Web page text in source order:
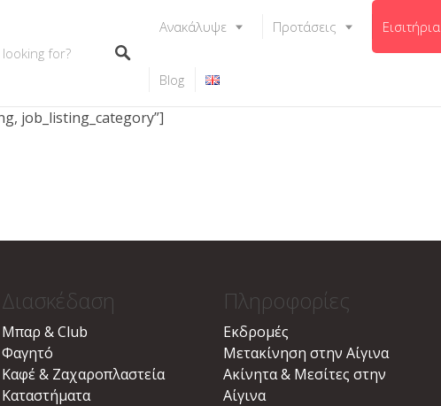
Ανακάλυψε Προτάσεις Εισιτήρια
Blog
job_listing_category”]
Διασκέδαση
Μπαρ & Club
Φαγητό
Καφέ & Ζαχαροπλαστεία
Καταστήματα
Πληροφορίες
Εκδρομές
Μετακίνηση στην Αίγινα
Ακίνητα & Μεσίτες στην
Αίγινα